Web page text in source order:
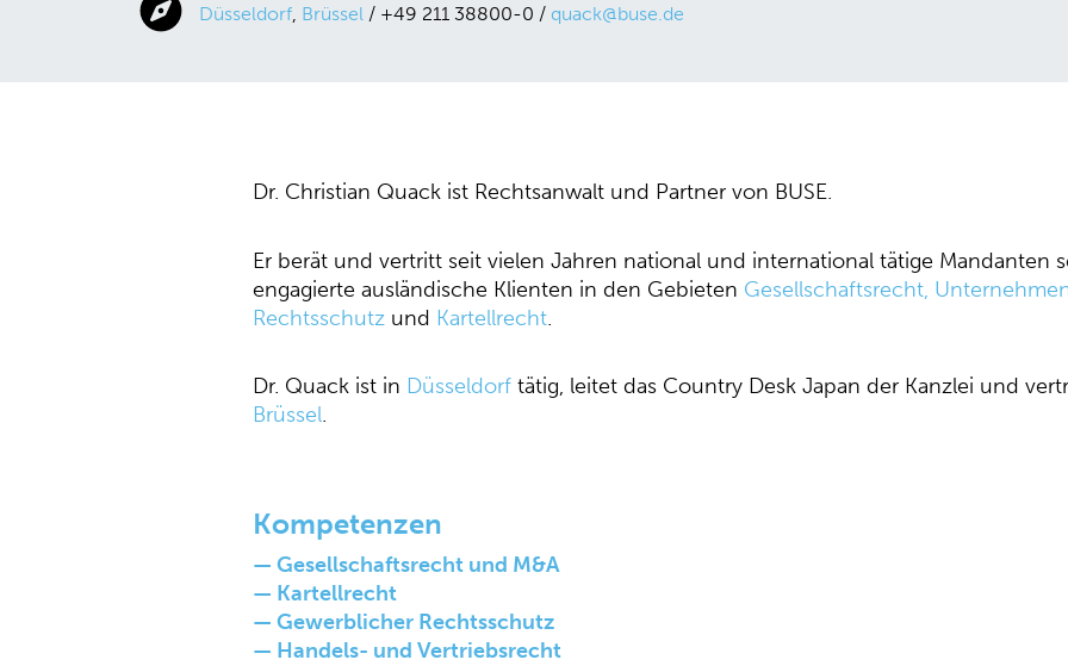
Düsseldorf Brüssel / +49 211 38800-0 / quack@buse.de
Dr. Christian Quack ist Rechtsanwalt und Partner von BUSE.
Er berät und vertritt seit vielen Jahren national und international tätige Mandanten
engagierte ausländische Klienten in den Gebieten Gesellschaftsrecht,
Rechtsschutz und Kartellrecht.
Dr. Quack ist in Düsseldorf tätig, leitet das Country Desk Japan der Kanzlei und
Brüssel.
Kompetenzen
— Gesellschaftsrecht und M&A
— Kartellrecht
— Gewerblicher Rechtsschutz
— Handels- und Vertriebsrecht